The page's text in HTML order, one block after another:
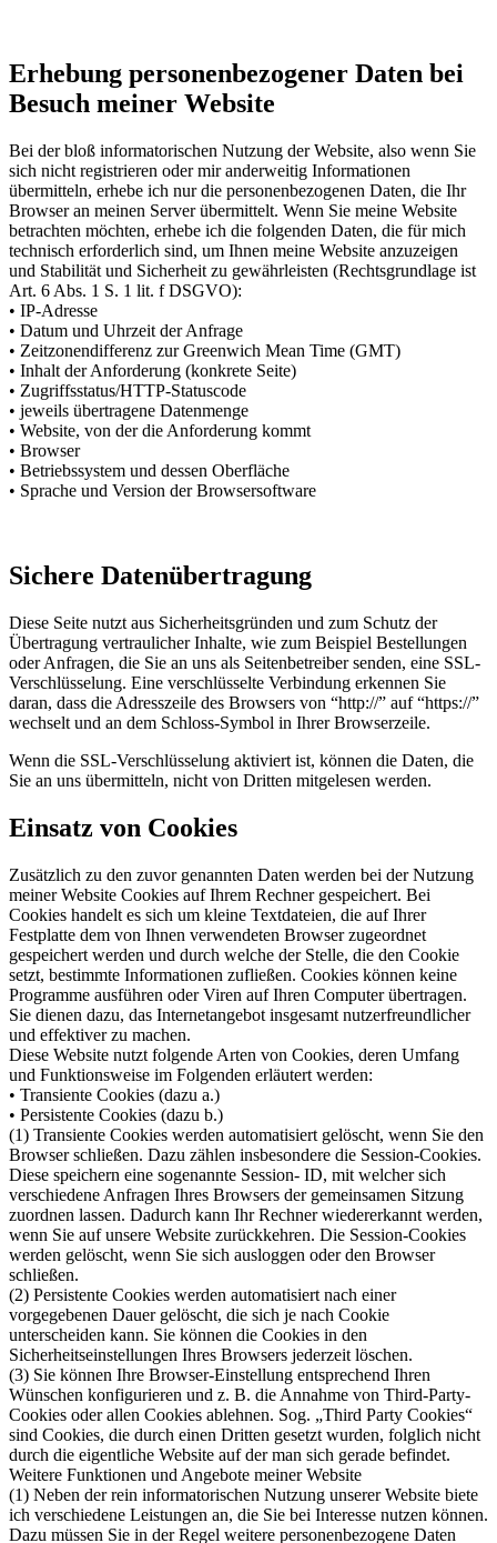
Erhebung personenbezogener Daten bei
Besuch meiner Website
Bei der bloß informatorischen Nutzung der Website, also wenn Sie
sich nicht registrieren oder mir anderweitig Informationen
übermitteln, erhebe ich nur die personenbezogenen Daten, die Ihr
Browser an meinen Server übermittelt. Wenn Sie meine Website
betrachten möchten, erhebe ich die folgenden Daten, die für mich
technisch erforderlich sind, um Ihnen meine Website anzuzeigen
und Stabilität und Sicherheit zu gewährleisten (Rechtsgrundlage ist
Art. 6 Abs. 1 S. 1 lit. f DSGVO):
• IP-Adresse
• Datum und Uhrzeit der Anfrage
• Zeitzonendifferenz zur Greenwich Mean Time (GMT)
• Inhalt der Anforderung (konkrete Seite)
• Zugriffsstatus/HTTP-Statuscode
• jeweils übertragene Datenmenge
• Website, von der die Anforderung kommt
• Browser
• Betriebssystem und dessen Oberfläche
• Sprache und Version der Browsersoftware
Sichere Datenübertragung
Diese Seite nutzt aus Sicherheitsgründen und zum Schutz der
Übertragung vertraulicher Inhalte, wie zum Beispiel Bestellungen
oder Anfragen, die Sie an uns als Seitenbetreiber senden, eine SSL-
Verschlüsselung. Eine verschlüsselte Verbindung erkennen Sie
daran, dass die Adresszeile des Browsers von “http://” auf “https://”
wechselt und an dem Schloss-Symbol in Ihrer Browserzeile.
Wenn die SSL-Verschlüsselung aktiviert ist, können die Daten, die
Sie an uns übermitteln, nicht von Dritten mitgelesen werden.
Einsatz von Cookies
Zusätzlich zu den zuvor genannten Daten werden bei der Nutzung
meiner Website Cookies auf Ihrem Rechner gespeichert. Bei
Cookies handelt es sich um kleine Textdateien, die auf Ihrer
Festplatte dem von Ihnen verwendeten Browser zugeordnet
gespeichert werden und durch welche der Stelle, die den Cookie
setzt, bestimmte Informationen zufließen. Cookies können keine
Programme ausführen oder Viren auf Ihren Computer übertragen.
Sie dienen dazu, das Internetangebot insgesamt nutzerfreundlicher
und effektiver zu machen.
Diese Website nutzt folgende Arten von Cookies, deren Umfang
und Funktionsweise im Folgenden erläutert werden:
• Transiente Cookies (dazu a.)
• Persistente Cookies (dazu b.)
(1) Transiente Cookies werden automatisiert gelöscht, wenn Sie den
Browser schließen. Dazu zählen insbesondere die Session-Cookies.
Diese speichern eine sogenannte Session- ID, mit welcher sich
verschiedene Anfragen Ihres Browsers der gemeinsamen Sitzung
zuordnen lassen. Dadurch kann Ihr Rechner wiedererkannt werden,
wenn Sie auf unsere Website zurückkehren. Die Session-Cookies
werden gelöscht, wenn Sie sich ausloggen oder den Browser
schließen.
(2) Persistente Cookies werden automatisiert nach einer
vorgegebenen Dauer gelöscht, die sich je nach Cookie
unterscheiden kann. Sie können die Cookies in den
Sicherheitseinstellungen Ihres Browsers jederzeit löschen.
(3) Sie können Ihre Browser-Einstellung entsprechend Ihren
Wünschen konfigurieren und z. B. die Annahme von Third-Party-
Cookies oder allen Cookies ablehnen. Sog. „Third Party Cookies“
sind Cookies, die durch einen Dritten gesetzt wurden, folglich nicht
durch die eigentliche Website auf der man sich gerade befindet.
Weitere Funktionen und Angebote meiner Website
(1) Neben der rein informatorischen Nutzung unserer Website biete
ich verschiedene Leistungen an, die Sie bei Interesse nutzen können.
Dazu müssen Sie in der Regel weitere personenbezogene Daten